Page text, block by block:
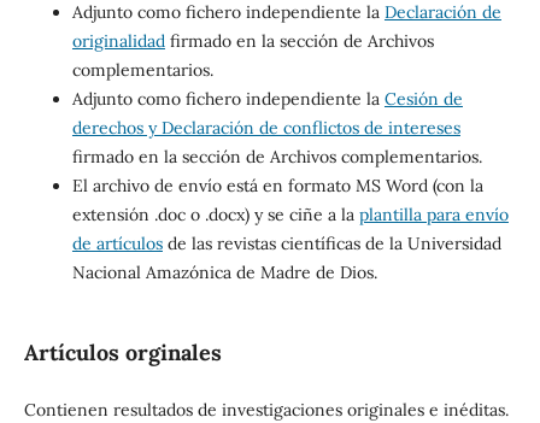
Adjunto como fichero independiente la Declaración de
originalidadfirmado en la sección de Archivos
complementarios.
Adjunto como fichero independiente la Cesión de
derechos y Declaración de conflictos de intereses
firmado en la sección de Archivos complementarios.
El archivo de envío está en formato MS Word (con la
extensión .doc o .docx) y se ciñe a la plantilla para envío
de artículosde las revistas científicas de la Universidad
Nacional Amazónica de Madre de Dios.
Artículos orginales
Contienen resultados de investigaciones originales e inéditas.